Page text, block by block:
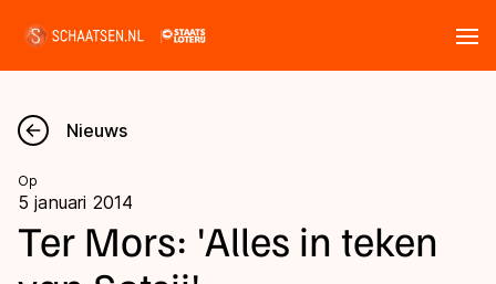
Nieuws
Kalender
Nieuws
Op
5 januari 2014
Ter Mors: 'Alles in teken